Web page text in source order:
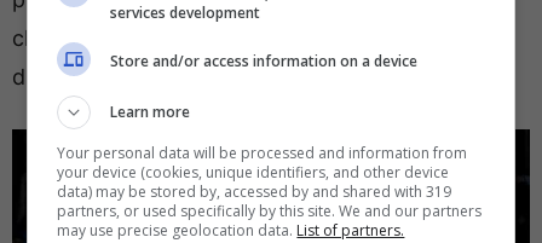
chiamata che c’è stata tra i suoi manager ed i
dirigenti del
services development
Store and/or access information on a device
Learn more
Your personal data will be processed and information from
your device (cookies, unique identifiers, and other device
data) may be stored by, accessed by and shared with 319
partners, or used specifically by this site. We and our partners
may use precise geolocation data. List of partners.